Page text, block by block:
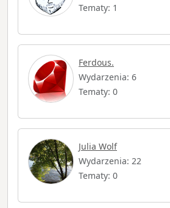
Tematy: 1
Ferdous.
Wydarzenia: 6
Tematy: 0
Julia Wolf
Wydarzenia: 22
Tematy: 0